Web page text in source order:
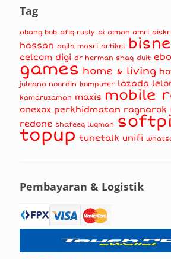
Tag
abang bob afiq rusly ai aiman amri
hassan aqila masri artikel
celcom digi dr herman shaq duit
games home & living
juleana noordin komputer lazada
kamaruzaman maxis mobile
onexox perkhidmatan ragnarok
redone shafeeq luqman
topup tunetalk unifi
Pembayaran & Logistik